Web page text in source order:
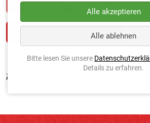
Zurück
Alle akzeptieren
Alle ablehnen
Bitte lesen Sie unsere
Details zu erfahren.